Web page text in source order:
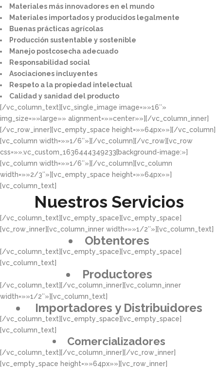
Materiales más innovadores en el mundo​
Materiales importados y producidos legalmente​
Buenas prácticas agrícolas​
Producción sustentable y sostenible​
Manejo postcosecha adecuado​
Responsabilidad social​
Asociaciones incluyentes​
Respeto a la propiedad intelectual​​
Calidad y sanidad del producto​
[/vc_column_text][vc_single_image image=»»16″»
img_size=»»large»» alignment=»»center»»][/vc_column_inner]
[/vc_row_inner][vc_empty_space height=»»64px»»][/vc_column]
[vc_column width=»»1/6″»][/vc_column][/vc_row][vc_row
css=»».vc_custom_1636444349233{background-image:»]
[vc_column width=»»1/6″»][/vc_column][vc_column
width=»»2/3″»][vc_empty_space height=»»64px»»]
[vc_column_text]
Nuestros Servicios
[/vc_column_text][vc_empty_space][vc_empty_space]
[vc_row_inner][vc_column_inner width=»»1/2″»][vc_column_text]
Obtentores
[/vc_column_text][vc_empty_space][vc_empty_space]
[vc_column_text]
Productores
[/vc_column_text][/vc_column_inner][vc_column_inner
width=»»1/2″»][vc_column_text]
Importadores y Distribuidores
[/vc_column_text][vc_empty_space][vc_empty_space]
[vc_column_text]
Comercializadores
[/vc_column_text][/vc_column_inner][/vc_row_inner]
[vc_empty_space height=»»64px»»][vc_row_inner]